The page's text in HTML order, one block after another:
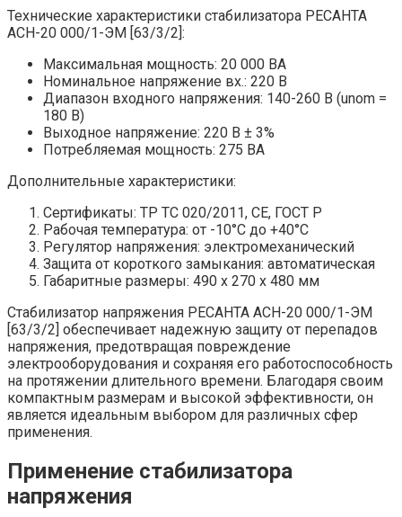
Технические характеристики стабилизатора РЕСАНТА
АСН-20 000/1-ЭМ [63/3/2]:
Максимальная мощность: 20 000 ВА
Номинальное напряжение вх.: 220 В
Диапазон входного напряжения: 140-260 В (unom =
180 В)
Выходное напряжение: 220 В ± 3%
Потребляемая мощность: 275 ВА
Дополнительные характеристики:
Сертификаты: ТР ТС 020/2011, СЕ, ГОСТ Р
Рабочая температура: от -10°C до +40°C
Регулятор напряжения: электромеханический
Защита от короткого замыкания: автоматическая
Габаритные размеры: 490 х 270 х 480 мм
Стабилизатор напряжения РЕСАНТА АСН-20 000/1-ЭМ
[63/3/2] обеспечивает надежную защиту от перепадов
напряжения, предотвращая повреждение
электрооборудования и сохраняя его работоспособность
на протяжении длительного времени. Благодаря своим
компактным размерам и высокой эффективности, он
является идеальным выбором для различных сфер
применения.
Применение стабилизатора
напряжения